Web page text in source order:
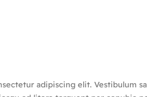
adipiscing elit. Vestibulum